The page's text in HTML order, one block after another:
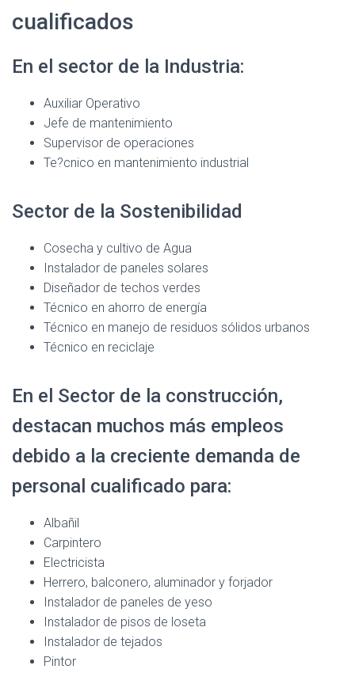
cualificados
En el sector de la Industria:
Auxiliar Operativo
Jefe de mantenimiento
Supervisor de operaciones
Te?cnico en mantenimiento industrial
Sector de la Sostenibilidad
Cosecha y cultivo de Agua
Instalador de paneles solares
Diseñador de techos verdes
Técnico en ahorro de energía
Técnico en manejo de residuos sólidos urbanos
Técnico en reciclaje
En el Sector de la construcción,
destacan muchos más empleos
debido a la creciente demanda de
personal cualificado para:
Albañil
Carpintero
Electricista
Herrero, balconero, aluminador y forjador
Instalador de paneles de yeso
Instalador de pisos de loseta
Instalador de tejados
Pintor